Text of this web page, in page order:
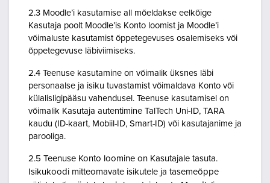
2.3 Moodle’i kasutamise all mõeldakse eelkõige
Kasutaja poolt Moodle’is Konto loomist ja Moodle’i
võimaluste kasutamist õppetegevuses osalemiseks või
õppetegevuse läbiviimiseks.
2.4 Teenuse kasutamine on võimalik üksnes läbi
personaalse ja isiku tuvastamist võimaldava Konto või
külalisligipääsu vahendusel. Teenuse kasutamisel on
võimalik Kasutaja autentimine TalTech Uni-ID, TARA
kaudu (ID-kaart, Mobiil-ID, Smart-ID) või kasutajanime ja
parooliga.
2.5 Teenuse Konto loomine on Kasutajale tasuta.
Isikukoodi mitteomavate isikutele ja tasemeõppe